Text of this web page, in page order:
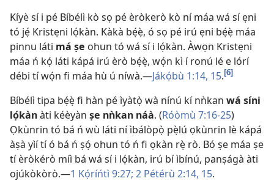
Kíyè sí i pé Bíbélì kò sọ pé èròkerò kò ní máa wá sí ẹni
tó jẹ́ Kristẹni lọ́kàn. Kàkà bẹ́ẹ̀, ó sọ pé irú ẹni bẹ́ẹ̀ máa
pinnu láti má ṣe ohun tó wá sí i lọ́kàn. Àwọn Kristẹni
máa ń kọ́ láti kápá irú èrò bẹ́ẹ̀, wọ́n kì í ronú lé e lórí
débi tí wọ́n fi máa hù ú níwà.—Jákọ́bù 1:14, 15.[6]
Bíbélì tipa bẹ́ẹ̀ fi hàn pé ìyàtọ̀ wà nínú kí nǹkan wá síni
lọ́kànàti kéèyàn ṣe nǹkan náà. (Róòmù 7:16-25)
Ọkùnrin tó bá ń wù láti ní ìbálòpọ̀ pẹ̀lú ọkùnrin lè kápá
àṣà yìí tí ó bá ń ṣọ́ ohun tó ń fi ọkàn rẹ̀ rò. Bó ṣe máa ṣe
tí èròkérò míì bá wá sí i lọ́kàn, irú bí ìbínú, panṣágà àti
ojúkòkòrò.—1 Kọ́ríńtì 9:27; 2 Pétérù 2:14, 15.